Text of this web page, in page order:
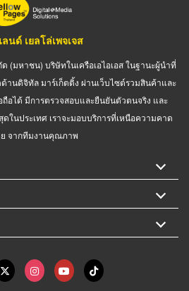
นด์ เยลโล่เพจเจส
(มหาชน) บริษัทในเครือเอไอเอส ในฐานะผู้นำที่
นดิจิทัล มาร์เก็ตติ้ง ผ่านเว็บไซต์รวมสินค้าและ
ถือได้ มีการตรวจสอบและยืนยันตัวตนจริง และ
ในประเทศ เราจะมอบบริการที่เหนือความคาด
จากทีมงานคุณภาพ